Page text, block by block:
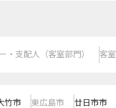
・支配人（客室部門） 客
竹市 東広島市
廿日市市